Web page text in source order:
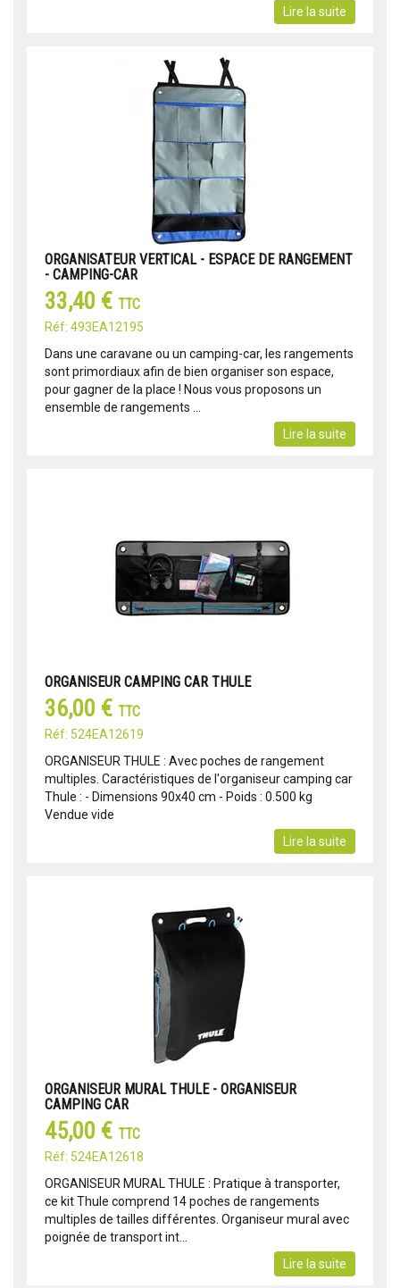
Lire la suite
ORGANISATEUR VERTICAL - ESPACE DE RANGEMENT
- CAMPING-CAR
33,40 € TTC
Réf: 493EA12195
Dans une caravane ou un camping-car, les rangements
sont primordiaux afin de bien organiser son espace,
pour gagner de la place ! Nous vous proposons un
ensemble de rangements ...
Lire la suite
ORGANISEUR CAMPING CAR THULE
36,00 € TTC
Réf: 524EA12619
ORGANISEUR THULE : Avec poches de rangement
multiples. Caractéristiques de l'organiseur camping car
Thule : - Dimensions 90x40 cm - Poids : 0.500 kg
Vendue vide
Lire la suite
ORGANISEUR MURAL THULE - ORGANISEUR
CAMPING CAR
45,00 € TTC
Réf: 524EA12618
ORGANISEUR MURAL THULE : Pratique à transporter,
ce kit Thule comprend 14 poches de rangements
multiples de tailles différentes. Organiseur mural avec
poignée de transport int...
Lire la suite